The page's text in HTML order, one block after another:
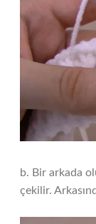
b. Bir arkada
çekilir.